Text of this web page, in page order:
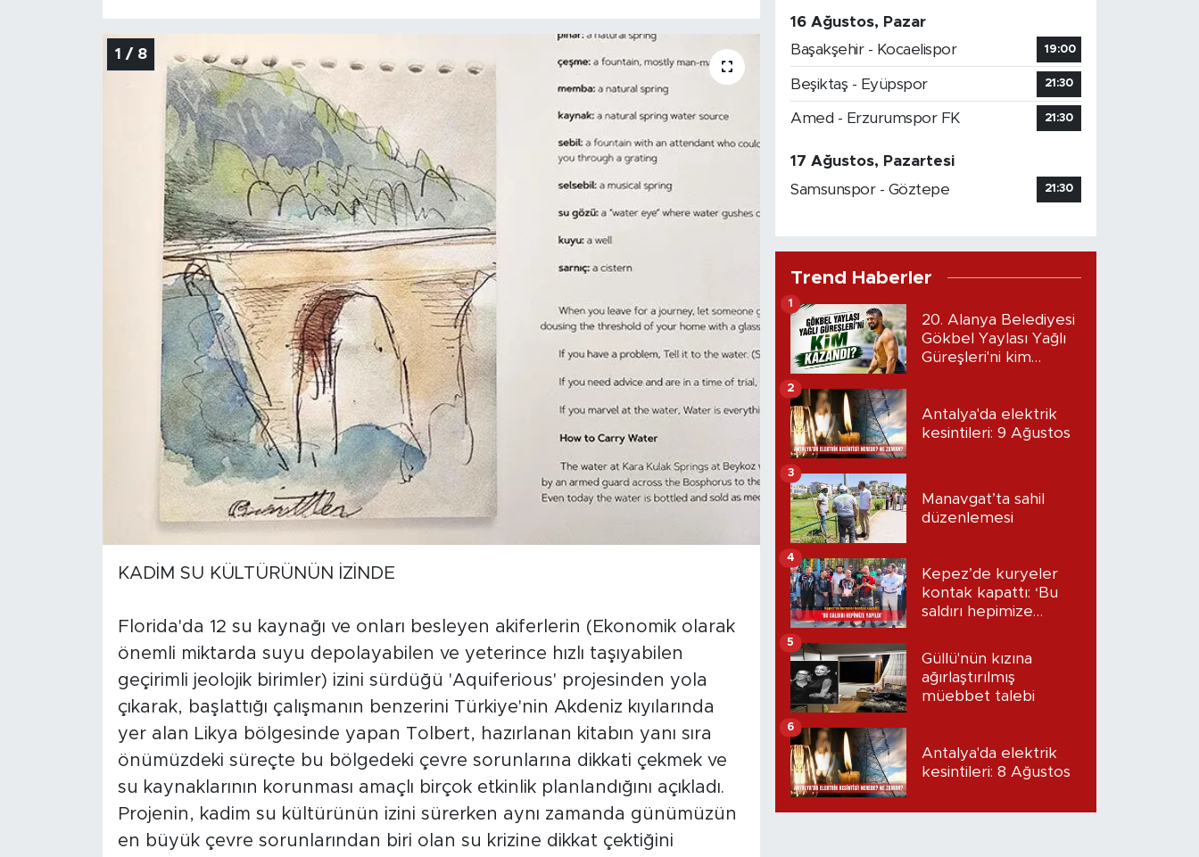
1 / 8
KADİM SU KÜLTÜRÜNÜN İZİNDE
Florida'da 12 su kaynağı ve onları besleyen akiferlerin (Ekonomik olarak
önemli miktarda suyu depolayabilen ve yeterince hızlı taşıyabilen
geçirimli jeolojik birimler) izini sürdüğü 'Aquiferious' projesinden yola
çıkarak, başlattığı çalışmanın benzerini Türkiye'nin Akdeniz kıyılarında
yer alan Likya bölgesinde yapan Tolbert, hazırlanan kitabın yanı sıra
önümüzdeki süreçte bu bölgedeki çevre sorunlarına dikkati çekmek ve
su kaynaklarının korunması amaçlı birçok etkinlik planlandığını açıkladı.
Projenin, kadim su kültürünün izini sürerken aynı zamanda günümüzün
en büyük çevre sorunlarından biri olan su krizine dikkat çektiğini
16 Ağustos, Pazar
Başakşehir - Kocaelispor
19:00
Beşiktaş - Eyüpspor 21:30
Amed - Erzurumspor FK 21:30
17 Ağustos, Pazartesi
Samsunspor - Göztepe
21:30
Trend Haberler
20. Alanya Belediyesi
Gökbel Yaylası Yağlı
Güreşleri'ni kim
1
Antalya'da elektrik
kesintileri: 9 Ağustos
2
Manavgat’ta sahil
düzenlemesi
3
Kepez’de kuryeler
kontak kapattı: ‘Bu
saldırı hepimize
4
Güllü'nün kızına
ağırlaştırılmış
müebbet talebi
5
Antalya'da elektrik
kesintileri: 8 Ağustos
6